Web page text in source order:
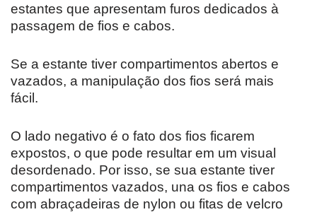
estantes que apresentam furos dedicados à
passagem de fios e cabos.
Se a estante tiver compartimentos abertos e
vazados, a manipulação dos fios será mais
fácil.
O lado negativo é o fato dos fios ficarem
expostos, o que pode resultar em um visual
desordenado. Por isso, se sua estante tiver
compartimentos vazados, una os fios e cabos
com abraçadeiras de nylon ou fitas de velcro